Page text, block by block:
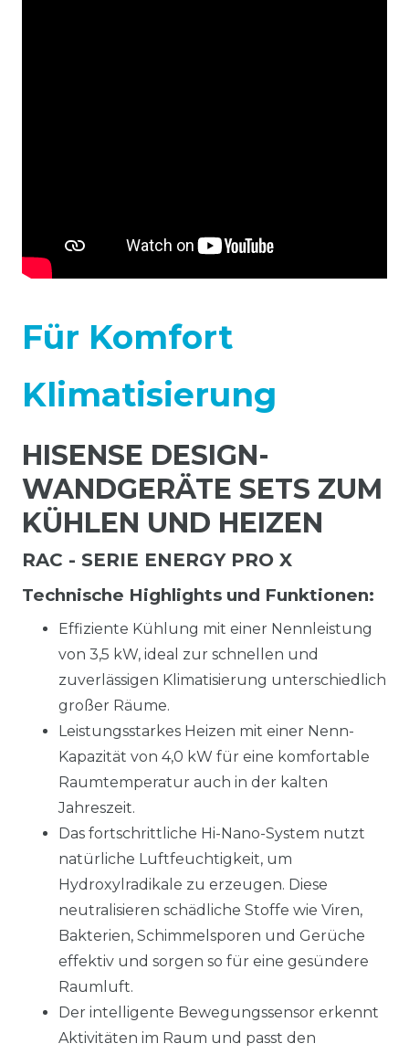
Für Komfort
Klimatisierung
HISENSE DESIGN-
WANDGERÄTE SETS ZUM
KÜHLEN UND HEIZEN
RAC - SERIE ENERGY PRO X
Technische Highlights und Funktionen:
Effiziente Kühlung mit einer Nennleistung
von 3,5 kW, ideal zur schnellen und
zuverlässigen Klimatisierung unterschiedlich
großer Räume.
Leistungsstarkes Heizen mit einer Nenn-
Kapazität von 4,0 kW für eine komfortable
Raumtemperatur auch in der kalten
Jahreszeit.
Das fortschrittliche Hi-Nano-System nutzt
natürliche Luftfeuchtigkeit, um
Hydroxylradikale zu erzeugen. Diese
neutralisieren schädliche Stoffe wie Viren,
Bakterien, Schimmelsporen und Gerüche
effektiv und sorgen so für eine gesündere
Raumluft.
Der intelligente Bewegungssensor erkennt
Aktivitäten im Raum und passt den